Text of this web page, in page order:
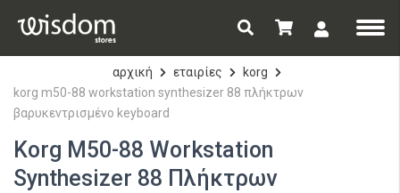
αρχική εταιρίες
korg
korg m50-88 workstation synthesizer 88 πλήκτρων
βαρυκεντρισμένο keyboard
Korg M50-88 Workstation
Synthesizer 88 Πλήκτρων